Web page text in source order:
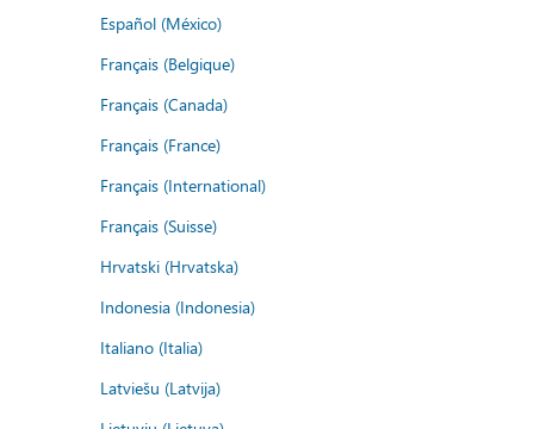
Español (México)
Français (Belgique)
Français (Canada)
Français (France)
Français (International)
Français (Suisse)
Hrvatski (Hrvatska)
Indonesia (Indonesia)
Italiano (Italia)
Latviešu (Latvija)